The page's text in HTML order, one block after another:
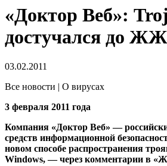
«Доктор Веб»:
достучался до ЖЖ
03.02.2011
Все новости | О вирусах
3 февраля 2011 года
Компания «Доктор Веб» —
средств информационной
новом способе распространения
Windows, — через комментарии в